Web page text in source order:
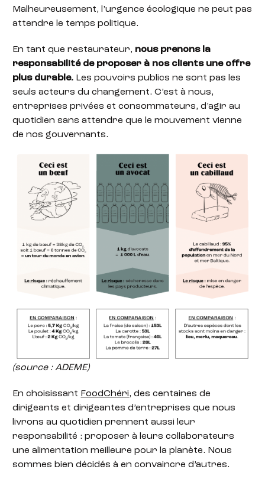
Malheureusement, l’urgence écologique ne peut pas
attendre le temps politique.
En tant que restaurateur, nous prenons la
responsabilité de proposer à nos clients une offre
plus durable. Les pouvoirs publics ne sont pas les
seuls acteurs du changement. C’est à nous,
entreprises privées et consommateurs, d’agir au
quotidien sans attendre que le mouvement vienne
de nos gouvernants.
(source : ADEME)
En choisissant FoodChéri, des centaines de
dirigeants et dirigeantes d’entreprises que nous
livrons au quotidien prennent aussi leur
responsabilité : proposer à leurs collaborateurs
une alimentation meilleure pour la planète. Nous
sommes bien décidés à en convaincre d’autres.